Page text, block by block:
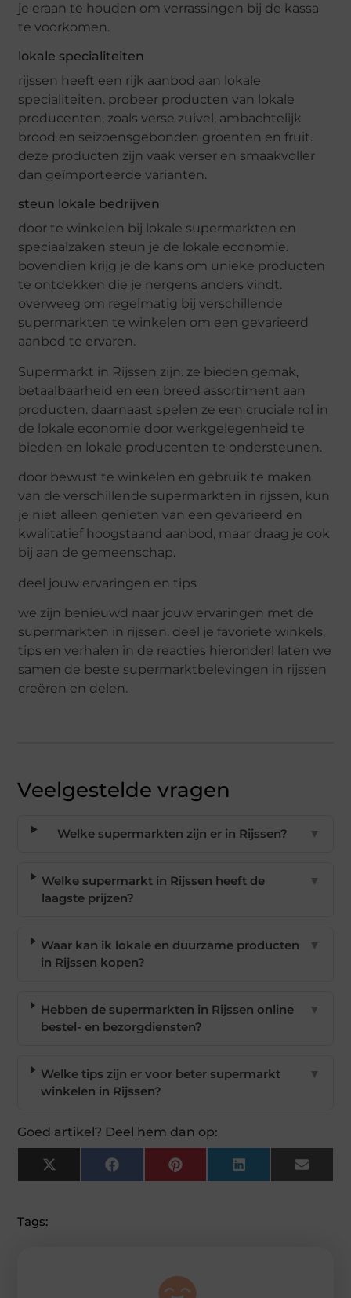
je eraan te houden om verrassingen bij de kassa
te voorkomen.
lokale specialiteiten
rijssen heeft een rijk aanbod aan lokale
specialiteiten. probeer producten van lokale
producenten, zoals verse zuivel, ambachtelijk
brood en seizoensgebonden groenten en fruit.
deze producten zijn vaak verser en smaakvoller
dan geïmporteerde varianten.
steun lokale bedrijven
door te winkelen bij lokale supermarkten en
speciaalzaken steun je de lokale economie.
bovendien krijg je de kans om unieke producten
te ontdekken die je nergens anders vindt.
overweeg om regelmatig bij verschillende
supermarkten te winkelen om een gevarieerd
aanbod te ervaren.
Supermarkt in Rijssen zijn. ze bieden gemak,
betaalbaarheid en een breed assortiment aan
producten. daarnaast spelen ze een cruciale rol in
de lokale economie door werkgelegenheid te
bieden en lokale producenten te ondersteunen.
door bewust te winkelen en gebruik te maken
van de verschillende supermarkten in rijssen, kun
je niet alleen genieten van een gevarieerd en
kwalitatief hoogstaand aanbod, maar draag je ook
bij aan de gemeenschap.
deel jouw ervaringen en tips
we zijn benieuwd naar jouw ervaringen met de
supermarkten in rijssen. deel je favoriete winkels,
tips en verhalen in de reacties hieronder! laten we
samen de beste supermarktbelevingen in rijssen
creëren en delen.
Veelgestelde vragen
Welke supermarkten zijn er in Rijssen? ▼
Welke supermarkt in Rijssen heeft de
laagste prijzen?
▼
Waar kan ik lokale en duurzame producten
in Rijssen kopen?
▼
Hebben de supermarkten in Rijssen online
bestel- en bezorgdiensten?
▼
Welke tips zijn er voor beter supermarkt
winkelen in Rijssen?
▼
Goed artikel? Deel hem dan op:
X
(Twitter)
FacebookPinterest LinkedIn Email
Tags: